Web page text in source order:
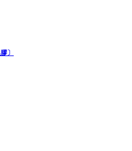
〕